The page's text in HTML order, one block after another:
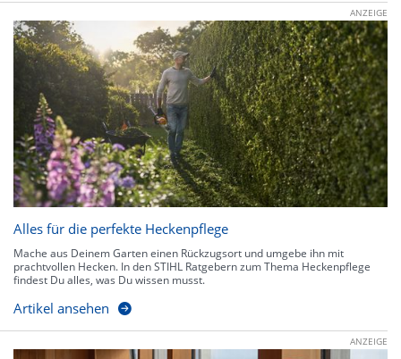
ANZEIGE
Alles für die perfekte Heckenpflege
Mache aus Deinem Garten einen Rückzugsort und umgebe ihn mit
prachtvollen Hecken. In den STIHL Ratgebern zum Thema Heckenpflege
findest Du alles, was Du wissen musst.
Artikel ansehen
ANZEIGE